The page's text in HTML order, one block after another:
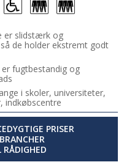
er slidstærk og
de holder ekstremt godt
fugtbestandig og
i skoler, universiteter,
indkøbscentre
PRISER